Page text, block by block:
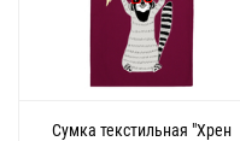
Сумка текстильная "Хрен